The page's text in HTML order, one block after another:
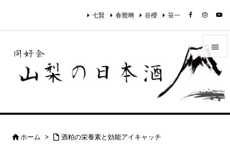



七賢 春鶯囀 谷櫻 笹一
 ホーム >  酒粕の栄養素と効能アイキャッチ